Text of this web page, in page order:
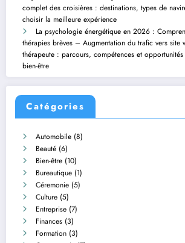
complet des croisières : destinations, types de
choisir la meilleure expérience
La psychologie énergétique en 2026 :
thérapies brèves – Augmentation du trafic vers site
thérapeute : parcours, compétences et
bien-être
Catégories
Automobile (8)
Beauté (6)
Bien-être (10)
Bureautique (1)
Céremonie (5)
Culture (5)
Entreprise (7)
Finances (3)
Formation (3)